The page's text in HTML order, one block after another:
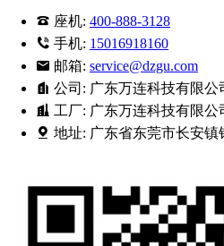
座机: 400-888-3128
手机: 15016918160
邮箱: service@dzgu.com
公司: 广东万连科技有限公
工厂: 广东万连科技有限公
地址: 广东省东莞市长安镇